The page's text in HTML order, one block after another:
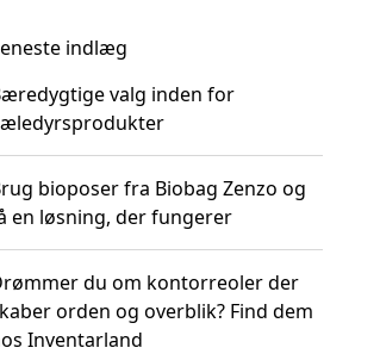
indlæg
valg inden for
bioposer fra Biobag Zenzo og
en løsning, der fungerer
du om kontorreoler der
orden og overblik? Find dem
Inventarland